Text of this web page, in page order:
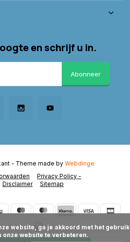
en schrijf u in.
Abonneer
Privacy Policy -
Disclaimer Sitemap
- Theme made by Webdinge
onze website te verbeteren.